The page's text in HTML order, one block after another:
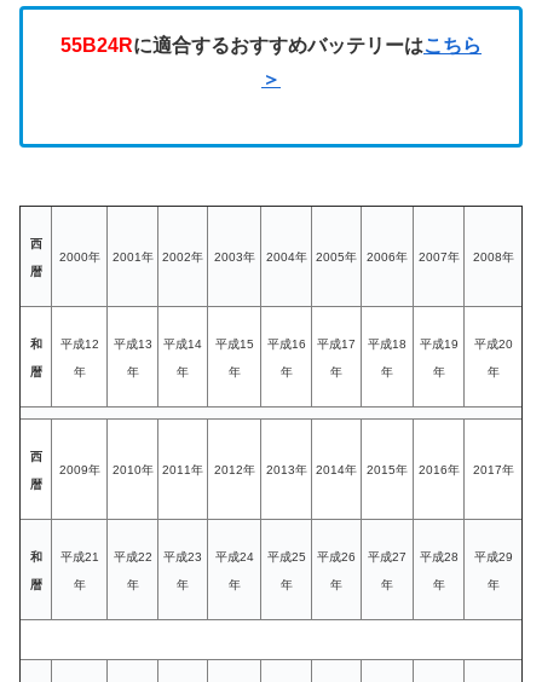
55B24Rに適合するおすすめバッテリーはこちら
＞
西
暦
2000年 2001年 2002年 2003年 2004年 2005年 2006年 2007年 2008年
和
暦
平成12
年
平成13
年
平成14
年
平成15
年
平成16
年
平成17
年
平成18
年
平成19
年
平成20
年
西
暦
2009年 2010年 2011年 2012年 2013年 2014年 2015年 2016年 2017年
和
暦
平成21
年
平成22
年
平成23
年
平成24
年
平成25
年
平成26
年
平成27
年
平成28
年
平成29
年